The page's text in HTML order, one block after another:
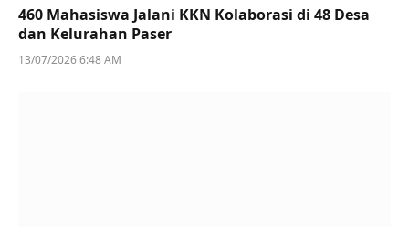
460 Mahasiswa Jalani KKN Kolaborasi di 48 Desa
dan Kelurahan Paser
13/07/2026 6:48 AM